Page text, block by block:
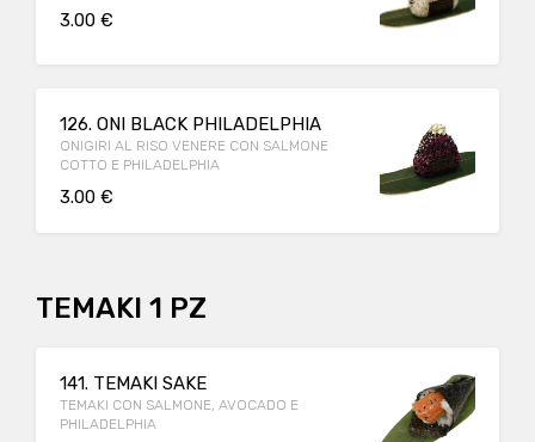
3.00 €
126. ONI BLACK PHILADELPHIA
ONIGIRI AL RISO VENERE CON SALMONE
COTTO E PHILADELPHIA
3.00 €
TEMAKI 1 PZ
141. TEMAKI SAKE
TEMAKI CON SALMONE, AVOCADO E
PHILADELPHIA